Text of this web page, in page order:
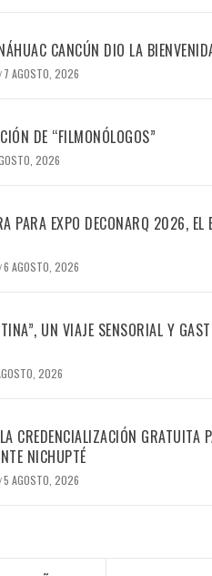
CANCÚN DIO LA
/ 7 AGOSTO, 2026
DE “FILMONÓLOGOS”
2026
PARA EXPO DECONARQ 2026, EL
/6 AGOSTO, 2026
UN VIAJE SENSORIAL Y
2026
CREDENCIALIZACIÓN GRATUITA
NICHUPTÉ
/5 AGOSTO, 2026